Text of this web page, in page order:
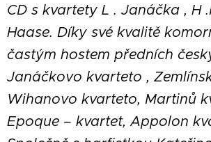
CD s kvartety L . Janáčka , H
Haase. Díky své kvalitě
častým hostem předních
Janáčkovo kvarteto ,
Wihanovo kvarteto, Martinů
Epoque – kvartet, Appolon